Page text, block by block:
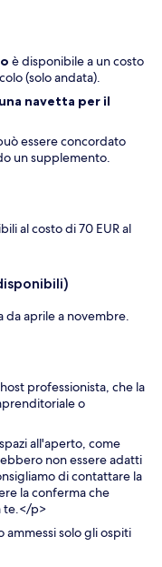
è disponibile a un costo
(solo andata).
una navetta per il
essere concordato
un supplemento.
al costo di 70 EUR al
da aprile a novembre.
professionista, che la
o
all'aperto, come
non essere adatti
di contattare la
la conferma che
te.</p>
ammessi solo gli ospiti